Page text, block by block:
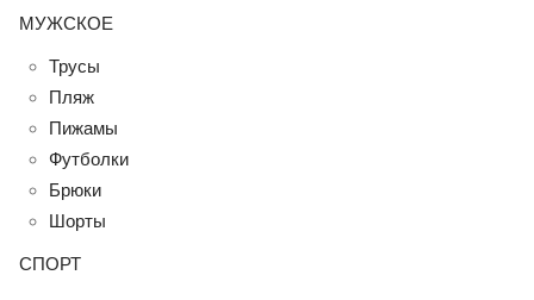
МУЖСКОЕ
Трусы
Пляж
Пижамы
Футболки
Брюки
Шорты
СПОРТ